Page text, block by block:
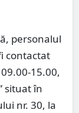
personalul
contactat
15.00,
situat în
nr. 30, la